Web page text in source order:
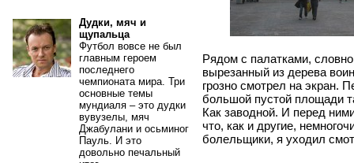
Рядом с палатками,
вырезанный из дерева
грозно смотрел на экран.
большой пустой площади
Как заводной. И перед
что, как и другие,
болельщики, я уходил
Дудки, мяч и
щупальца
Футбол вовсе не был
главным героем
последнего
чемпионата мира. Три
основные темы
мундиаля – это дудки
вувузелы, мяч
Джабулани и осьминог
Пауль. И это
довольно печальный